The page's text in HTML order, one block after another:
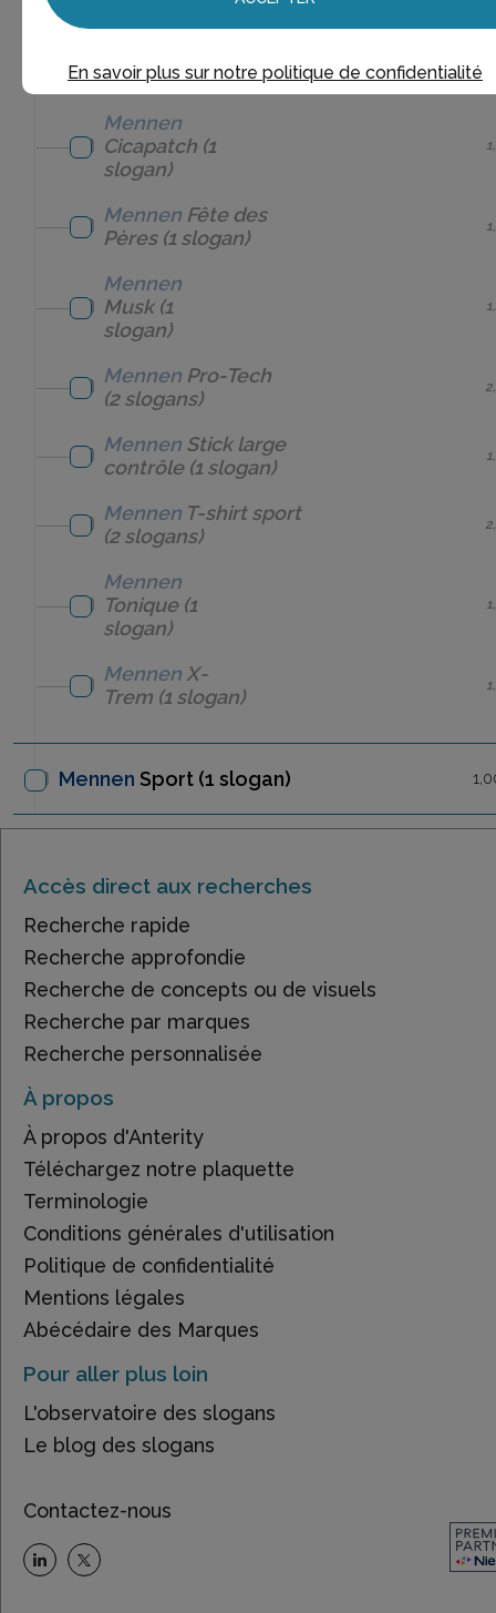
(2 slogans)
Mennen
Cicapatch (1
slogan)
Mennen Fête des
Pères(1 slogan)
Mennen
Musk(1
slogan)
Mennen Pro-Tech
(2 slogans)
Mennen Stick large
contrôle(1 slogan)
Mennen T-shirt sport
(2 slogans)
Mennen
Tonique(1
slogan)
Mennen X-
Trem (1 slogan)
Mennen Sport (1 slogan)
Accès direct aux recherches
Recherche rapide
Recherche approfondie
Recherche de concepts ou de visuels
Recherche par marques
Recherche personnalisée
À propos
À propos d'Anterity
Téléchargez notre plaquette
Terminologie
Conditions générales d'utilisation
Politique de confidentialité
Mentions légales
Abécédaire des Marques
Pour aller plus loin
L'observatoire des slogans
Le blog des slogans
Contactez-nous
En savoir plus sur notre politique de confidentialité